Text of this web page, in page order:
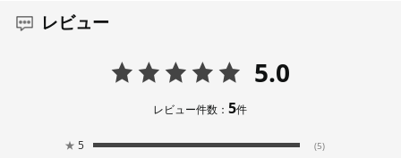
レビュー
5.0
レビュー件数：5件
★ 5 (5)